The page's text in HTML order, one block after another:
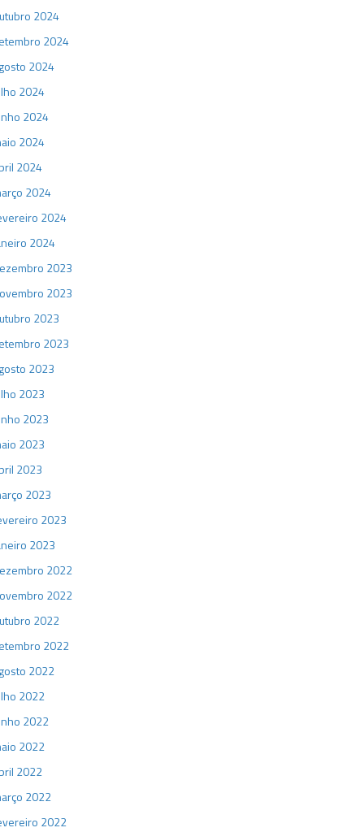
2024
2024
2024
2024
2024
2024
2024
2024
2024
2024
2023
2023
2023
2023
2023
2023
2023
2023
2023
2023
2023
2023
2022
2022
2022
2022
2022
2022
2022
2022
2022
2022
2022